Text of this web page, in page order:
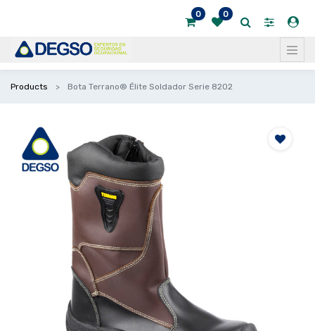
0 0
Products Bota Terrano® Élite Soldador Serie 8202